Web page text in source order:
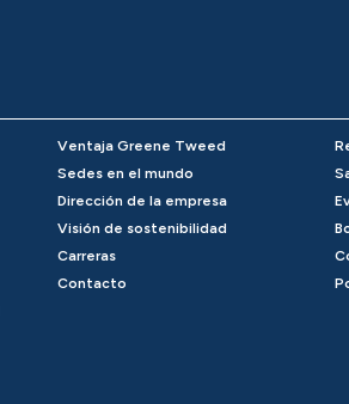
Ventaja Greene Tweed
Sedes en el mundo
Dirección de la empresa
Visión de sostenibilidad
Carreras
Contacto